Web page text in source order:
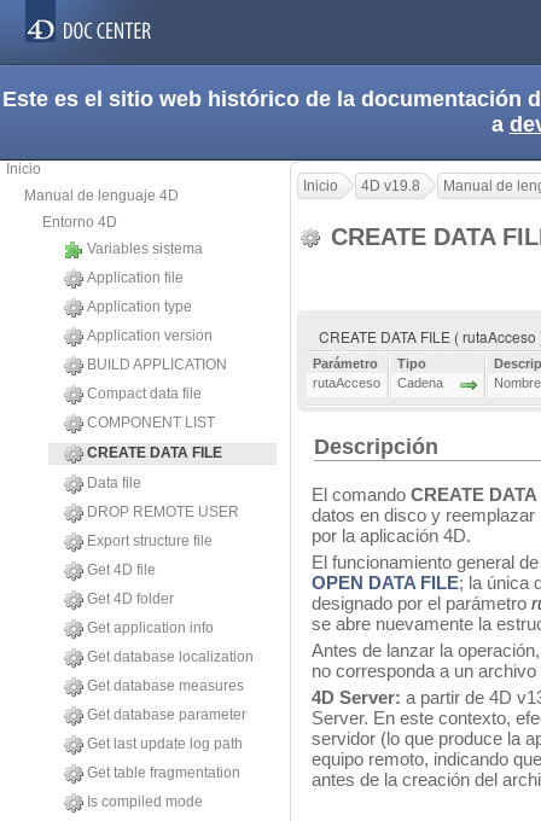
Este es el sitio web histórico de la documentación
a
Inicio
Manual de lenguaje 4D
Entorno 4D
Variables sistema
Application file
Application type
Application version
BUILD APPLICATION
Compact data file
COMPONENT LIST
CREATE DATA FILE
Data file
DROP REMOTE USER
Export structure file
Get 4D file
Get 4D folder
Get application info
Get database localization
Get database measures
Get database parameter
Get last update log path
Get table fragmentation
Is compiled mode
Inicio 4D v19.8 Manual de
CREATE DATA
CREATE DATA FILE (
Parámetro Tipo
rutaAcceso
Cadena
Descripción
El comando CREATE DATA
datos en disco y
por la aplicación 4D.
El funcionamiento general
OPEN DATA FILE; la única
designado por el parámetro
se abre nuevamente la
Antes de lanzar la
no corresponda a un
4D Server: a partir de 4D
Server. En este contexto,
servidor (lo que produce la
equipo remoto, indicando
antes de la creación del